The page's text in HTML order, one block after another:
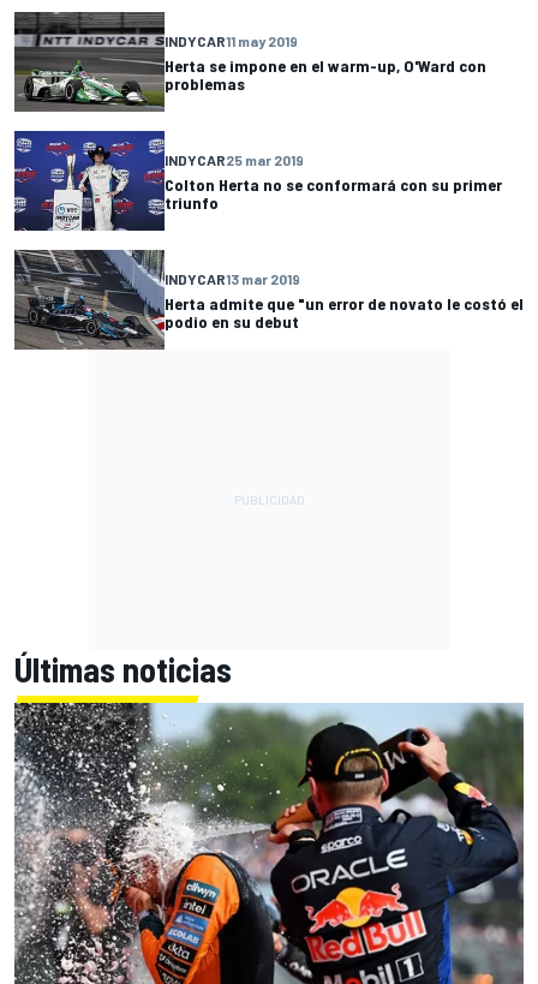
INDYCAR11 may 2019
Herta se impone en el warm-up, O'Ward con
problemas
INDYCAR25 mar 2019
Colton Herta no se conformará con su primer
triunfo
INDYCAR13 mar 2019
Herta admite que "un error de novato le costó el
podio en su debut
Últimas noticias